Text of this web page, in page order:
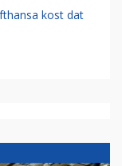
kost dat